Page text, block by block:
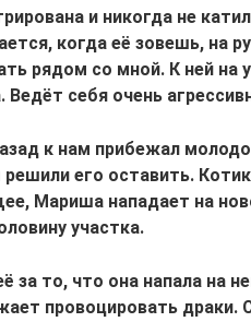
и никогда не
когда её зовешь, на
рядом со мной. К ней на
Ведёт себя очень
к нам прибежал
его оставить.
Мариша нападает на
участка.
за то, что она напала на
провоцировать драки.